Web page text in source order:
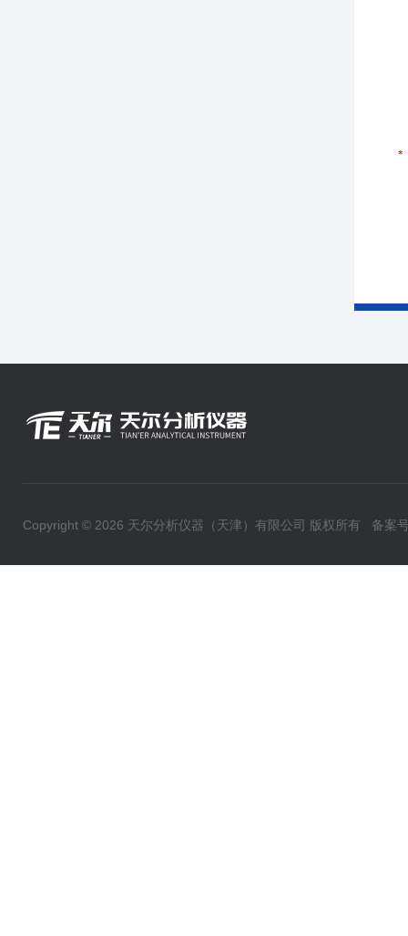
Copyright © 2026 天尔分析仪器（天津）有限公司 版权所有 备案